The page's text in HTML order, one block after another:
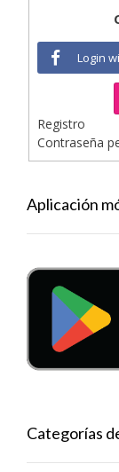
Login
Registro
Contraseña
Aplicación
Categorías